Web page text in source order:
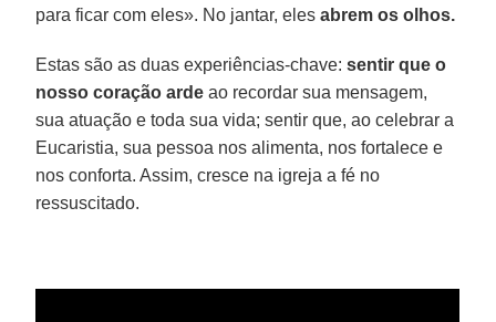
para ficar com eles». No jantar, elesabrem os olhos.
Estas são as duas experiências-chave:sentir que o
nosso coração arde ao recordar sua mensagem,
sua atuação e toda sua vida; sentir que, ao celebrar a
Eucaristia, sua pessoa nos alimenta, nos fortalece e
nos conforta. Assim, cresce na igreja a fé no
ressuscitado.